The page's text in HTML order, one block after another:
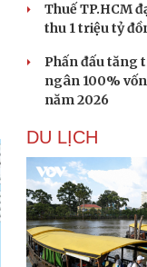
Thuế TP.HCM
thu 1 triệu tỷ
Phấn đấu tăng
ngân 100%
năm 2026
DU LỊCH